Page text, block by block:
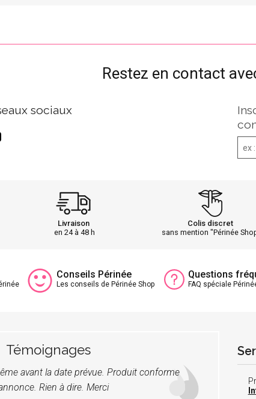
Restez en contact
sociaux
Livraison
en 24 à 48 h
Colis discret
sans mention "Périnée
Conseils Périnée
Les conseils de Périnée Shop
Questions
FAQ spéciale
Témoignages
avant la date prévue. Produit conforme
Rien à dire. Merci